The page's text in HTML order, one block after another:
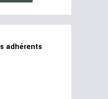
adhérents